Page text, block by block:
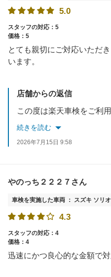
5.0
スタッフの対応：5
価格：5
とても親切にご対応いただ
います。
店舗からの返信
続きを読む
2026年7月15日 9:58
やのっち２２２７さん
車検を実施した車両 ： スズキ ソリ
4.3
スタッフの対応：4
価格：4
迅速にかつ良心的な金額で対